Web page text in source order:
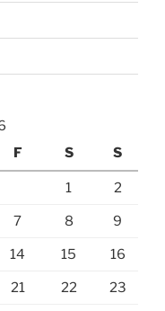
F S S
1 2
7 8 9
14 15 16
21 22 23